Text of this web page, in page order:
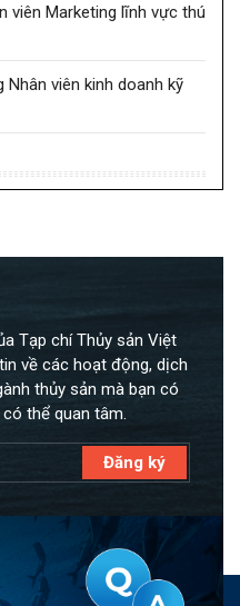
viên Marketing lĩnh vực thú
Nhân viên kinh doanh kỹ
Tạp chí Thủy sản Việt
về các hoạt động, dịch
thủy sản mà bạn có
thể quan tâm.